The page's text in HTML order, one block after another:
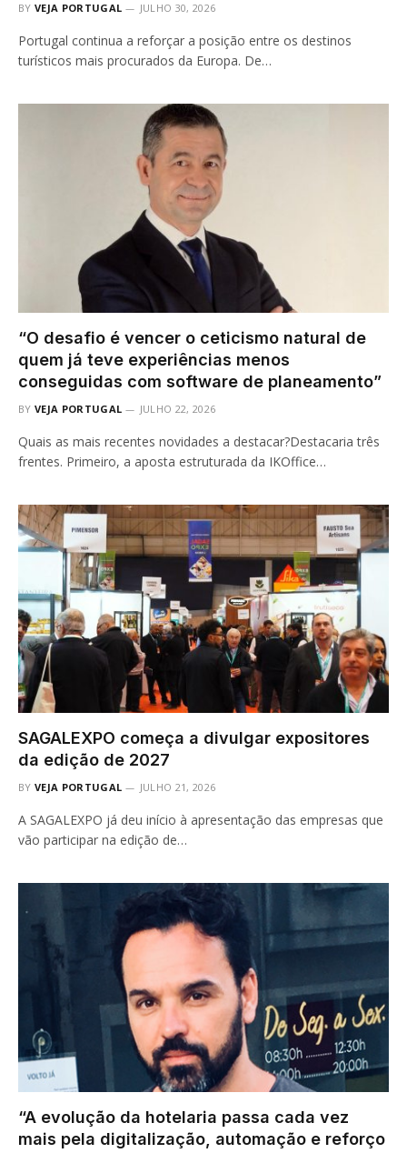
BY VEJA PORTUGAL JULHO 30, 2026
Portugal continua a reforçar a posição entre os destinos
turísticos mais procurados da Europa. De…
“O desafio é vencer o ceticismo natural de
quem já teve experiências menos
conseguidas com software de planeamento”
BY VEJA PORTUGAL JULHO 22, 2026
Quais as mais recentes novidades a destacar?Destacaria três
frentes. Primeiro, a aposta estruturada da IKOffice…
SAGALEXPO começa a divulgar expositores
da edição de 2027
BY VEJA PORTUGAL JULHO 21, 2026
A SAGALEXPO já deu início à apresentação das empresas que
vão participar na edição de…
“A evolução da hotelaria passa cada vez
mais pela digitalização, automação e reforço